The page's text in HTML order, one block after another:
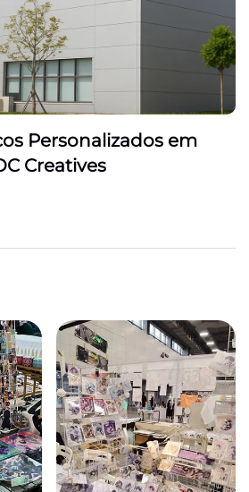
Personalizados em
Creatives